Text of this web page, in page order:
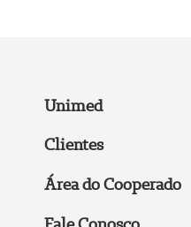
Unimed
Clientes
Área do Cooperado